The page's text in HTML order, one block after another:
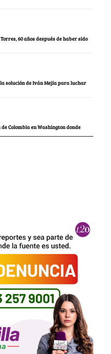
60 años después de haber sido
solución de Iván Mejía para luchar
Colombia en Washington donde